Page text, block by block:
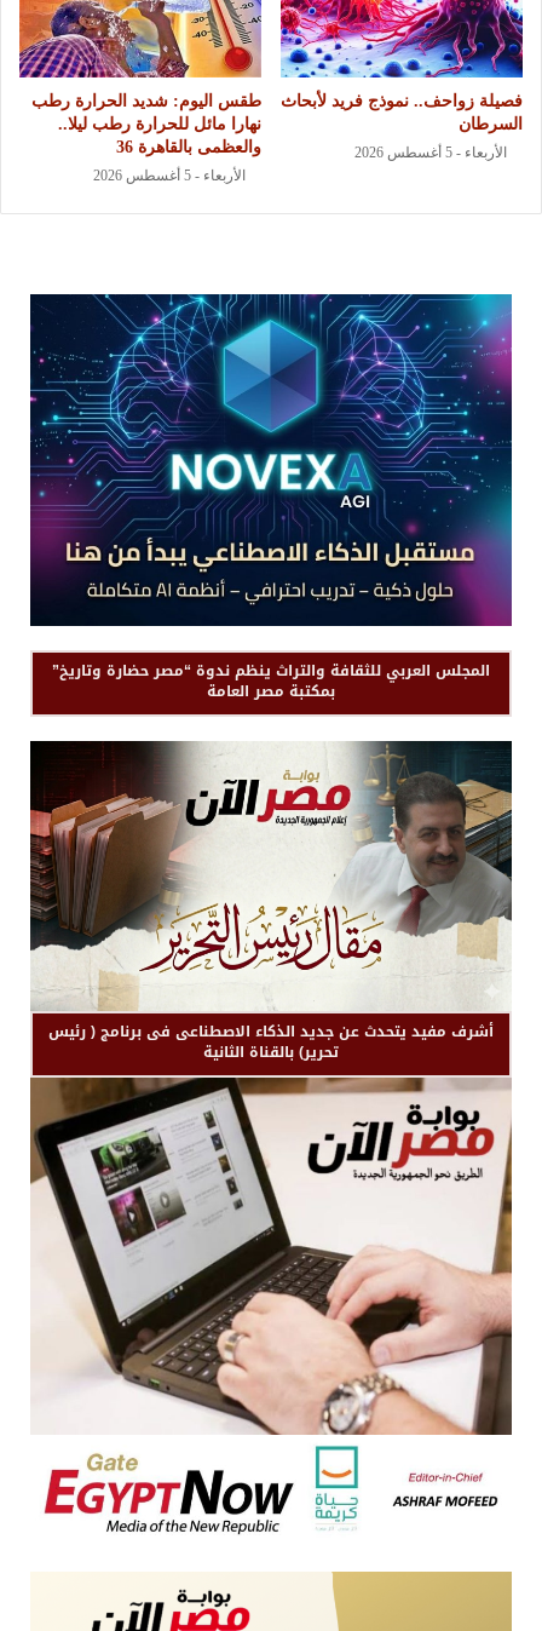
فصيلة زواحف.. نموذج فريد لأبحاث
السرطان
الأربعاء - 5 أغسطس 2026
طقس اليوم: شديد الحرارة رطب
نهارا مائل للحرارة رطب ليلا..
والعظمى بالقاهرة 36
الأربعاء - 5 أغسطس 2026
المجلس العربي للثقافة والتراث ينظم ندوة “مصر حضارة وتاريخ”
بمكتبة مصر العامة
أشرف مفيد يتحدث عن جديد الذكاء الاصطناعى فى برنامج ( رئيس
تحرير) بالقناة الثانية